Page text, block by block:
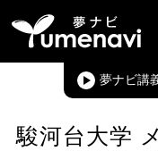
夢ナビ講
駿河台大学